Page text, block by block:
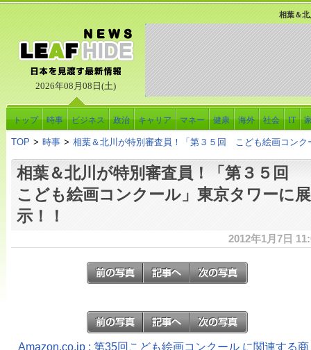
2026年08月08日(土)
相葉＆
トップ 時事 ビジネス 政治 キャリア マネー 健康 海外 社会 IT
TOP > 時事 > 相葉＆北川が特別審査員！「第３５回 こども絵画コンク
相葉＆北川が特別審査員！「第３５回
こども絵画コンクール」東京タワーに展
示！！
2012年1月7日
Amazon.co.jp : 第35回こども絵画コンクール に関連する商